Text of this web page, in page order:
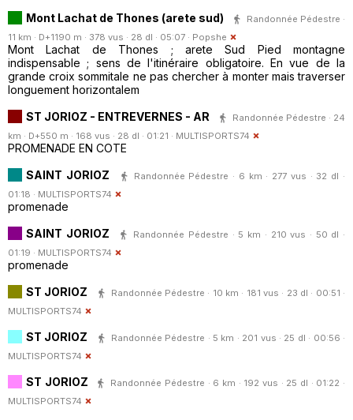
Mont Lachat de Thones (arete sud)
Randonnée Pédestre ·
11 km · D+1190 m · 378 vus · 28 dl · 05:07 · Popshe
Mont Lachat de Thones ; arete Sud Pied montagne
indispensable ; sens de l'itinéraire obligatoire. En vue de la
grande croix sommitale ne pas chercher à monter mais traverser
longuement horizontalem
ST JORIOZ - ENTREVERNES - AR
Randonnée Pédestre · 24
km · D+550 m · 168 vus · 28 dl · 01:21 · MULTISPORTS74
PROMENADE EN COTE
SAINT JORIOZ
Randonnée Pédestre · 6 km · 277 vus · 32 dl ·
01:18 · MULTISPORTS74
promenade
SAINT JORIOZ
Randonnée Pédestre · 5 km · 210 vus · 50 dl ·
01:19 · MULTISPORTS74
promenade
ST JORIOZ
Randonnée Pédestre · 10 km · 181 vus · 23 dl · 00:51 ·
MULTISPORTS74
ST JORIOZ
Randonnée Pédestre · 5 km · 201 vus · 25 dl · 00:56 ·
MULTISPORTS74
ST JORIOZ
Randonnée Pédestre · 6 km · 192 vus · 25 dl · 01:22 ·
MULTISPORTS74